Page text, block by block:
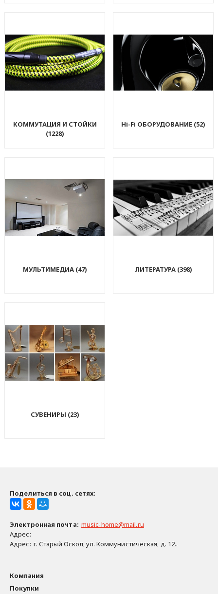
КОММУТАЦИЯ И СТОЙКИ
(1228)
Hi-Fi ОБОРУДОВАНИЕ (52)
МУЛЬТИМЕДИА (47) ЛИТЕРАТУРА (398)
СУВЕНИРЫ (23)
Поделиться в соц. сетях:
Электронная почта: music-home@mail.ru
Адрес:
Адрес: г. Старый Оскол, ул. Коммунистическая, д. 12..
Компания
Покупки